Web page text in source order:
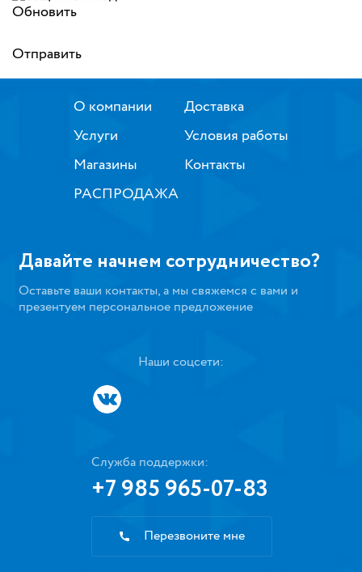
Обновить
Отправить
О компании
Услуги
Магазины
РАСПРОДАЖА
Доставка
Условия работы
Контакты
Давайте начнем сотрудничество?
Оставьте ваши контакты, а мы свяжемся с вами и
презентуем персональное предложение
Наши соцсети:
Служба поддержки:
+7 985 965-07-83
Перезвоните мне